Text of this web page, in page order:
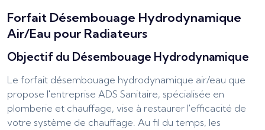
Forfait Désembouage Hydrodynamique
Air/Eau pour Radiateurs
Objectif du Désembouage Hydrodynamique
Le forfait désembouage hydrodynamique air/eau que
propose l'entreprise ADS Sanitaire, spécialisée en
plomberie et chauffage, vise à restaurer l'efficacité de
votre système de chauffage. Au fil du temps, les